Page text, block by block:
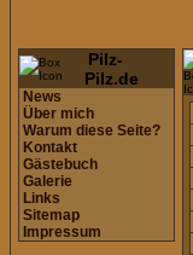
Pilz-
Pilz.de
News
Über mich
Warum diese Seite?
Kontakt
Gästebuch
Galerie
Links
Sitemap
Impressum